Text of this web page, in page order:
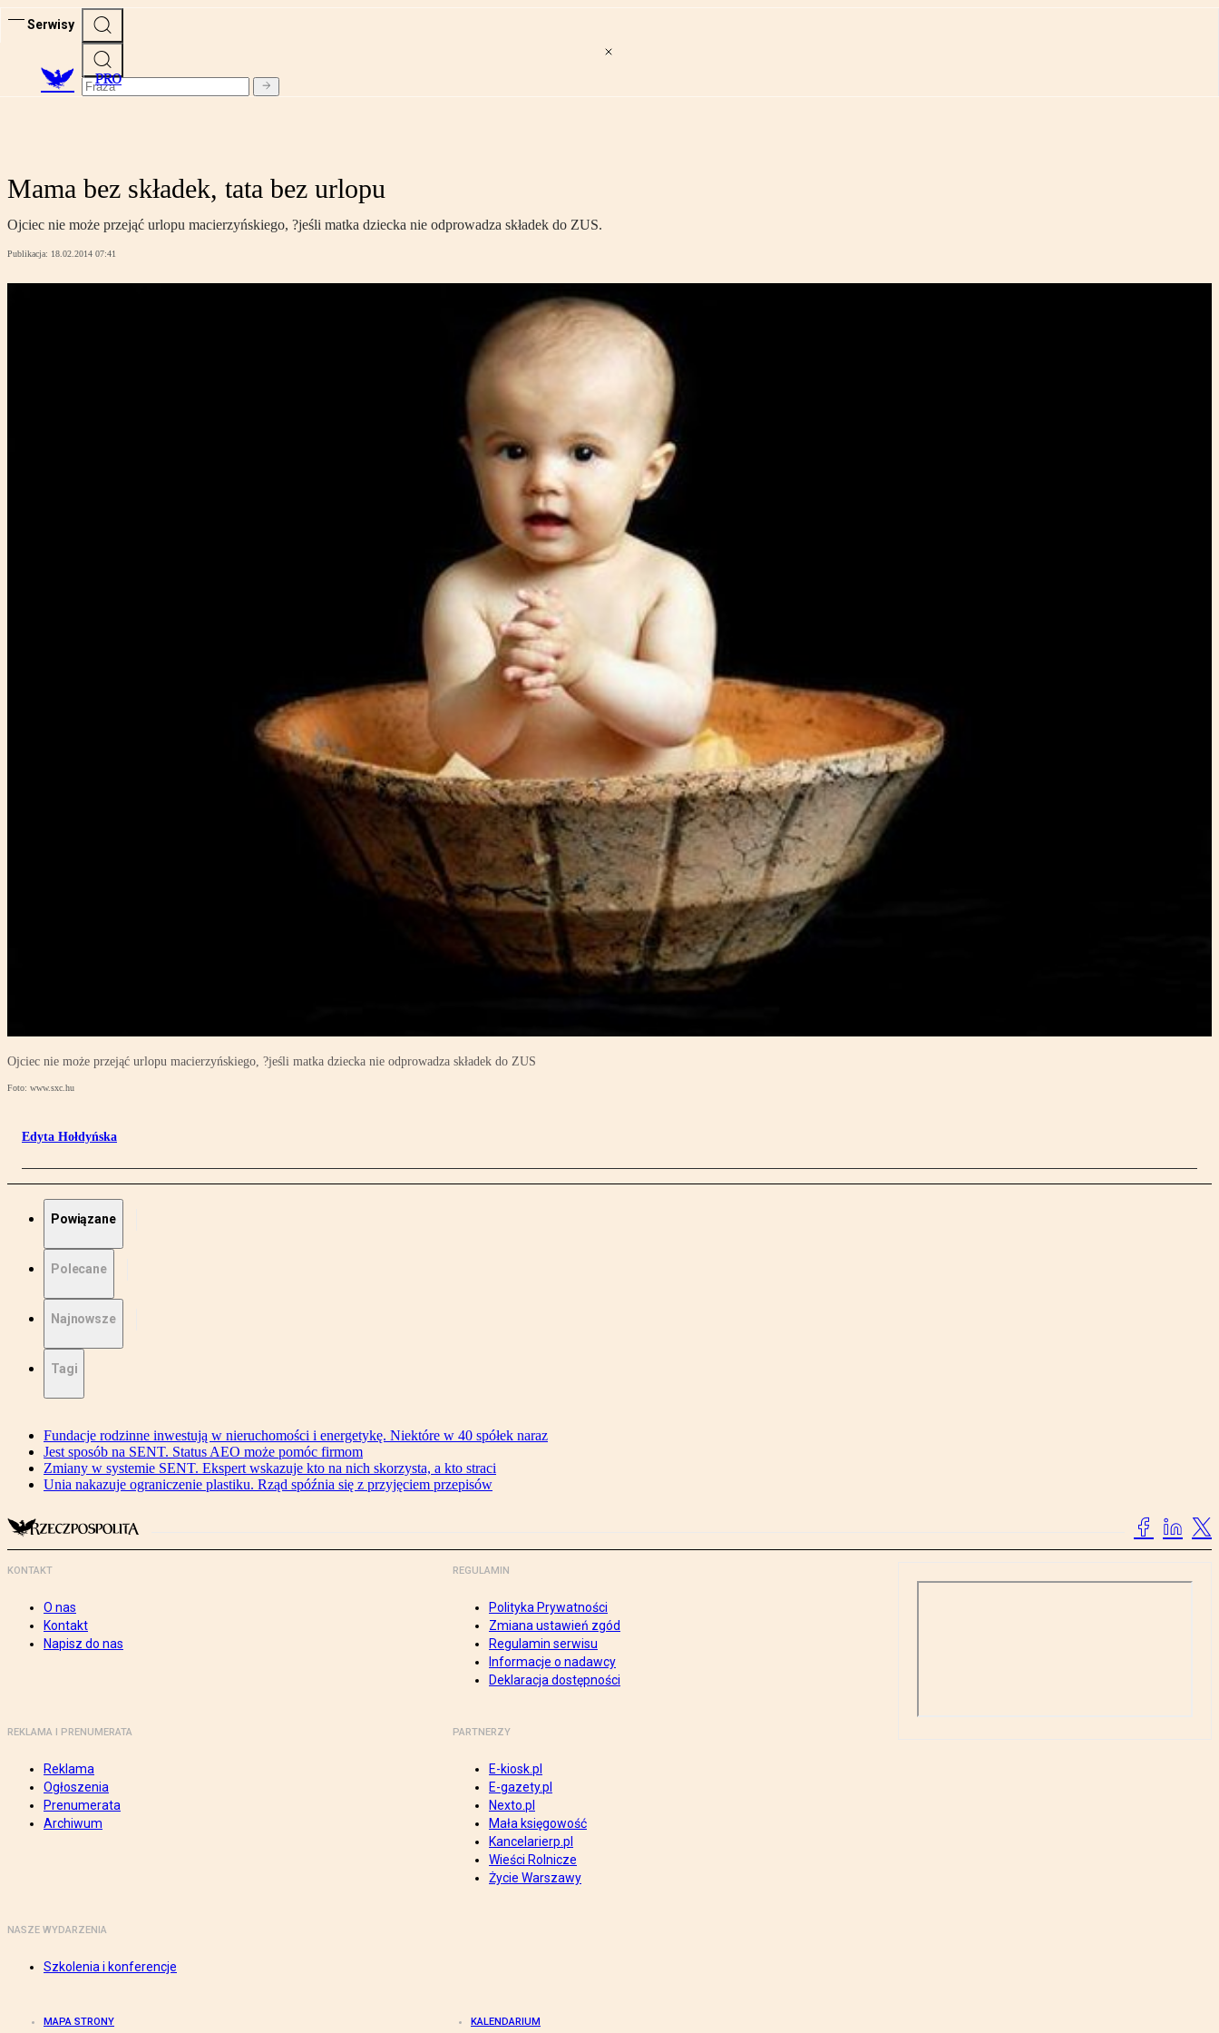
Serwisy
PRO
Mama bez składek, tata bez urlopu
Ojciec nie może przejąć urlopu macierzyńskiego, ?jeśli matka dziecka nie odprowadza składek do ZUS.
Publikacja: 18.02.2014 07:41
Ojciec nie może przejąć urlopu macierzyńskiego, ?jeśli matka dziecka nie odprowadza składek do ZUS
Foto: www.sxc.hu
Edyta Hołdyńska
Powiązane
Polecane
Najnowsze
Tagi
Fundacje rodzinne inwestują w nieruchomości i energetykę. Niektóre w 40 spółek naraz
Jest sposób na SENT. Status AEO może pomóc firmom
Zmiany w systemie SENT. Ekspert wskazuje kto na nich skorzysta, a kto straci
Unia nakazuje ograniczenie plastiku. Rząd spóźnia się z przyjęciem przepisów
KONTAKT
O nas
Kontakt
Napisz do nas
REGULAMIN
Polityka Prywatności
Zmiana ustawień zgód
Regulamin serwisu
Informacje o nadawcy
Deklaracja dostępności
REKLAMA I PRENUMERATA
Reklama
Ogłoszenia
Prenumerata
Archiwum
PARTNERZY
E-kiosk.pl
E-gazety.pl
Nexto.pl
Mała księgowość
Kancelarierp.pl
Wieści Rolnicze
Życie Warszawy
NASZE WYDARZENIA
Szkolenia i konferencje
MAPA STRONY KALENDARIUM